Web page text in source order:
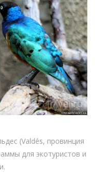
(Valdés, провинция
для экотуристов и